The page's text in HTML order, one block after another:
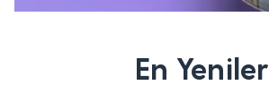
En Yeniler